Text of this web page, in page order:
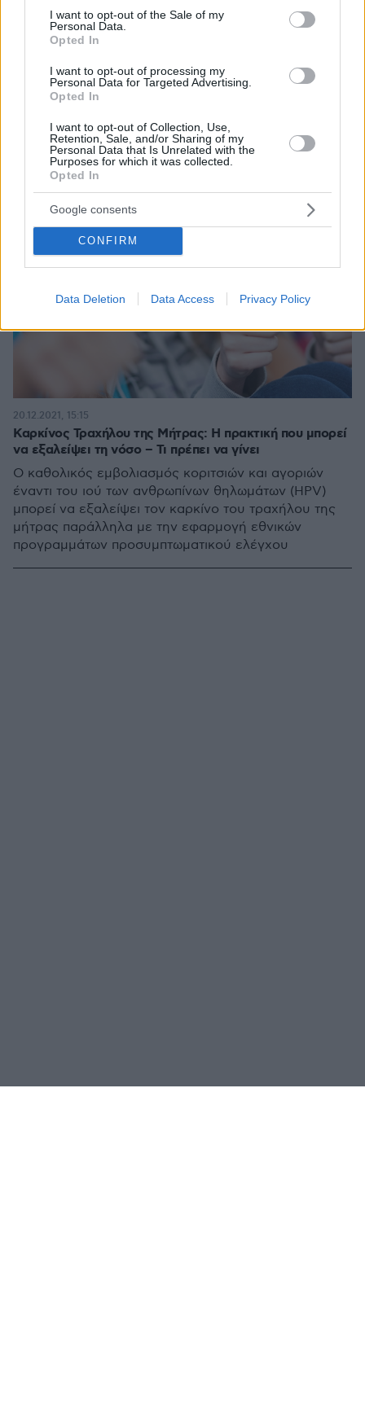
consent section.
I want to opt-out of the Sale of my
Personal Data.
Opted In
I want to opt-out of processing my
Personal Data for Targeted Advertising.
Opted In
I want to opt-out of Collection, Use,
Retention, Sale, and/or Sharing of my
Personal Data that Is Unrelated with the
Purposes for which it was collected.
Opted In
Google consents
CONFIRM
Data Deletion Data Access Privacy Policy
επιστήμη, το χρήμα, τον γάμο και την κοινωνία
Καρκίνος Τραχήλου της Μήτρας: Η πρακτική που μπορεί
να εξαλείψει τη νόσο – Τι πρέπει να γίνει
Ο καθολικός εμβολιασμός κοριτσιών και αγοριών
έναντι του ιού των ανθρωπίνων θηλωμάτων (HPV)
μπορεί να εξαλείψει τον καρκίνο του τραχήλου της
μήτρας παράλληλα με την εφαρμογή εθνικών
προγραμμάτων προσυμπτωματικού ελέγχου
20.12.2021, 15:15